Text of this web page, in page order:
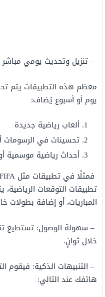
–تنزيل وتحديث يومي مباشر
معظم هذه التطبيقات يتم
يوم أو أسبوع يُضاف:
ألعاب رياضية جديدة
تحسينات في الرسومات
أحداث رياضية موسمية
تطبيقات التوقعات
المباريات، أو إضافة بطولات
– سهولة الوصول: تستطيع
خلال ثوانٍ.
– التنبيهات الذكية: فيقوم
هاتفك عند التالي: